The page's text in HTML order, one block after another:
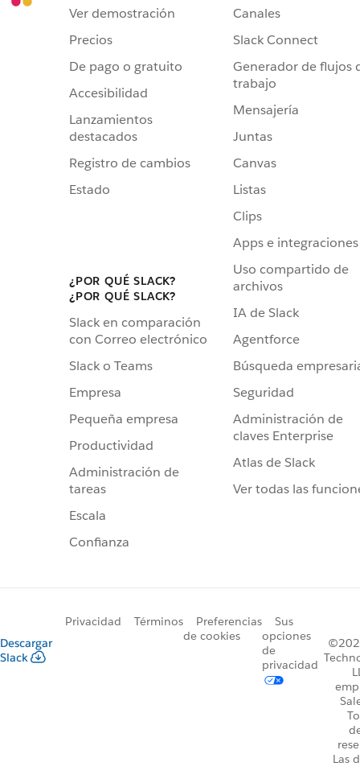
Ver demostración
Precios
De pago o gratuito
Accesibilidad
Lanzamientos
destacados
Registro de cambios
Estado
¿POR QUÉ SLACK?
¿POR QUÉ SLACK?
Slack en comparación
con Correo electrónico
Slack o Teams
Empresa
Pequeña empresa
Productividad
Administración de
tareas
Escala
Confianza
Canales
Slack Connect
Generador de flujos
trabajo
Mensajería
Juntas
Canvas
Listas
Clips
Apps e integraciones
Uso compartido de
archivos
IA de Slack
Agentforce
Búsqueda
Seguridad
Administración de
claves Enterprise
Atlas de Slack
Ver todas las
Descargar
Slack
Privacidad Términos
Preferencias
de cookies
Sus
opciones
de
privacidad
Las